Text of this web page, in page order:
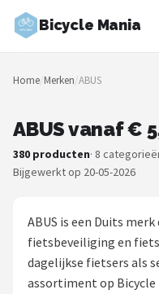
Bicycle Mania
Zoeken
NAVIGATIE
Merken
Fietsroutes
Kinderfietsen
Home/Merken/ABUS
ABUS vanaf €
380 producten· 8
Bijgewerkt op 20-05-2026
ABUS is een Duits
fietsbeveiliging en
dagelijkse fietsers als
assortiment op Bicycle